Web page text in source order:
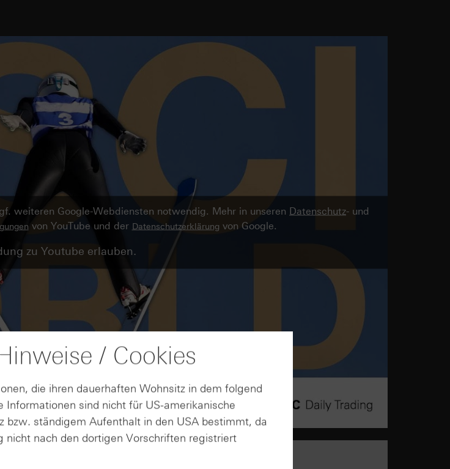
weiteren Google-Webdiensten notwendig. Mehr in unseren Datenschutz- und
von YouTube und der Datenschutzerklärung von Google.
zu Youtube erlauben.
/ Cookies
die ihren dauerhaften Wohnsitz in dem folgend
sind nicht für US-amerikanische
bzw. ständigem Aufenthalt in den USA bestimmt, da
nach den dortigen Vorschriften registriert